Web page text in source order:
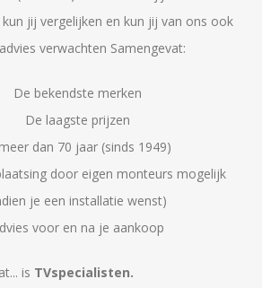
jij vergelijken en kun jij van ons ook
verwachten Samengevat:
De bekendste merken
De laagste prijzen
dan 70 jaar (sinds 1949)
door eigen monteurs mogelijk
je een installatie wenst)
voor en na je aankoop
is TVspecialisten.